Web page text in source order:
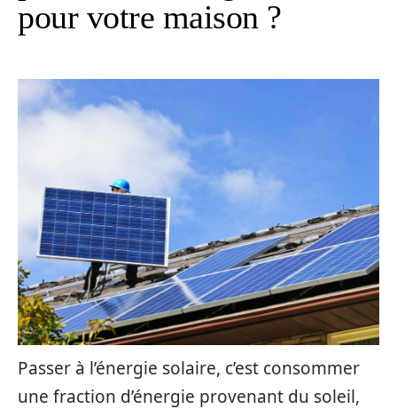
pour votre maison ?
Passer à l’énergie solaire, c’est consommer
une fraction d’énergie provenant du soleil,